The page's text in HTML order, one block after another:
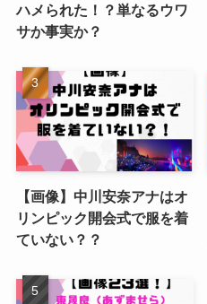
ハメられた！？単なるウワ
サか事実か？
【画像】中川安奈アナはオ
リンピック開会式で服を着
ていない？？